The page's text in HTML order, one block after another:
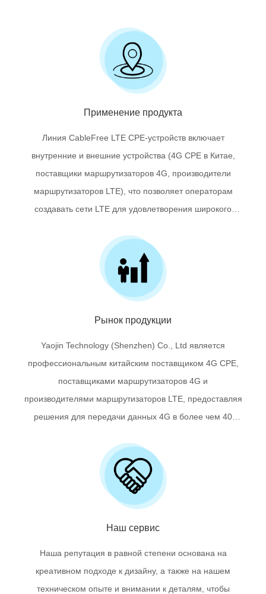
Применение продукта
Линия CableFree LTE CPE-устройств включает
внутренние и внешние устройства (4G CPE в Китае,
поставщики маршрутизаторов 4G, производители
маршрутизаторов LTE), что позволяет операторам
создавать сети LTE для удовлетворения широкого
Наружные CPE идеально подходят для подключения
фиксированных местоположений, жилых и
корпоративных клиентов с заменой «XDSL» для
широкополосного доступа в сельской местности, а
также устойчивостью к существующим выделенным
Рынок продукции
Yaojin Technology (Shenzhen) Co., Ltd является
профессиональным китайским поставщиком 4G CPE,
поставщиками маршрутизаторов 4G и
производителями маршрутизаторов LTE, предоставляя
решения для передачи данных 4G в более чем 40
с операторами связи и мобильной связи по всему
миру.
Наш сервис
Наша репутация в равной степени основана на
креативном подходе к дизайну, а также на нашем
техническом опыте и внимании к деталям, чтобы